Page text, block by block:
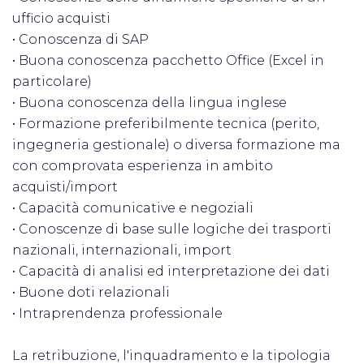
ufficio acquisti
• Conoscenza di SAP
• Buona conoscenza pacchetto Office (Excel in
particolare)
• Buona conoscenza della lingua inglese
• Formazione preferibilmente tecnica (perito,
ingegneria gestionale) o diversa formazione ma
con comprovata esperienza in ambito
acquisti/import
• Capacità comunicative e negoziali
• Conoscenze di base sulle logiche dei trasporti
nazionali, internazionali, import
• Capacità di analisi ed interpretazione dei dati
• Buone doti relazionali
• Intraprendenza professionale
La retribuzione, l'inquadramento e la tipologia